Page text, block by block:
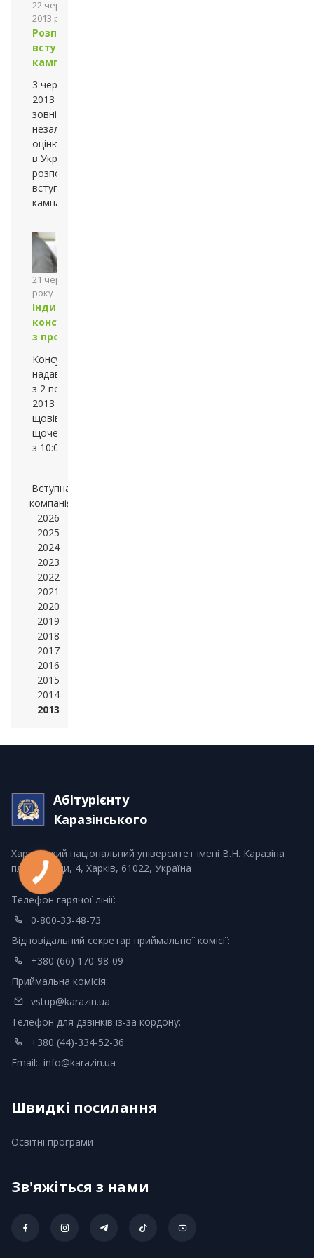
22 червня
2013 року
Розпочато
вступну
кампанію
3 червня
2013 року із
зовнішнього
незалежного
оцінювання
в Україні
розпочалася
вступна
кампанія
21 червня 2013
року
Індивідуальні
консультації
з профорієнтації
Консультації
надаватимуться
з 2 по 26 липня
2013 року
щовівторка та
щочетверга
з 10:00 до 16:00
Вступна
компанія
2026
2025
2024
2023
2022
2021
2020
2019
2018
2017
2016
2015
2014
2013
Абітурієнту
Каразінського
Харківський національний університет імені В.Н. Каразіна
пл. Свободи, 4, Харків, 61022, Україна
Телефон гарячої лінії:
0-800-33-48-73
Відповідальний секретар приймальної комісії:
+380 (66) 170-98-09
Приймальна комісія:
vstup@karazin.ua
Телефон для дзвінків із-за кордону:
+380 (44)-334-52-36
Email: info@karazin.ua
Швидкі посилання
Освітні програми
Зв'яжіться з нами